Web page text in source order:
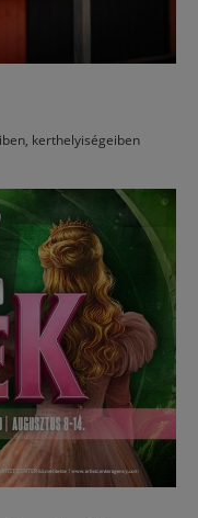
kerthelyiségeiben